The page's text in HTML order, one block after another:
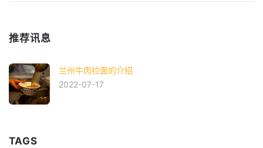
推荐讯息
兰州牛肉拉面的介绍
2022-07-17
TAGS